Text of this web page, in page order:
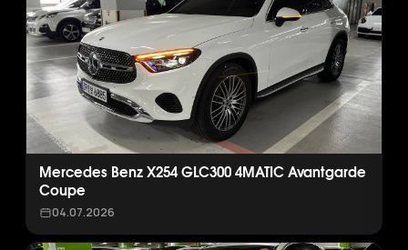
Mercedes Benz X254 GLC300 4MATIC Avantgarde
Coupe
04.07.2026